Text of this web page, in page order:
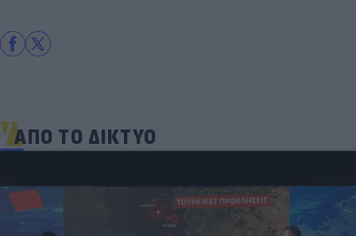
ΑΠΟ ΤΟ ΔΙΚΤΥΟ